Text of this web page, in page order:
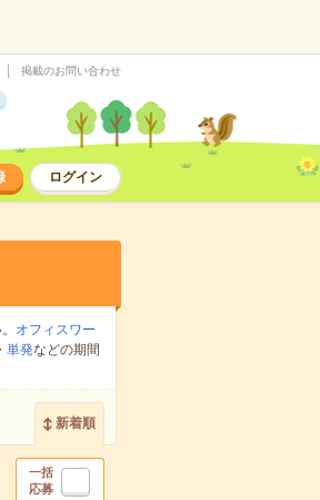
掲載のお問い合わせ
ログイン
オフィスワー
・ 単発などの期間
新着順
一括
応募